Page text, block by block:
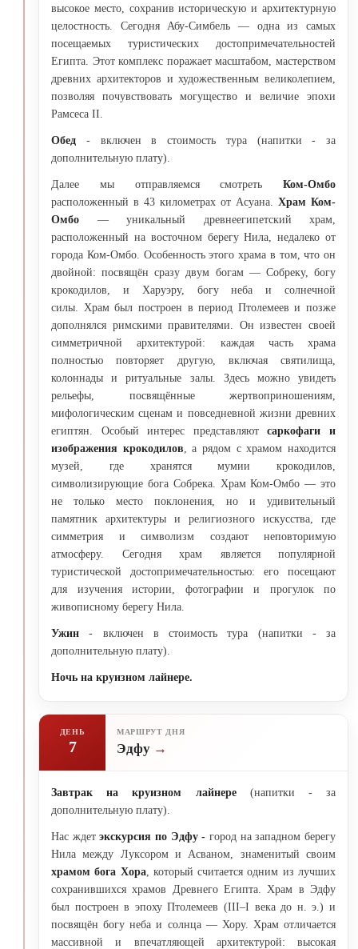
высокое место, сохранив историческую и архитектурную
целостность. Сегодня Абу-Симбель — одна из самых
посещаемых туристических достопримечательностей
Египта. Этот комплекс поражает масштабом, мастерством
древних архитекторов и художественным великолепием,
позволяя почувствовать могущество и величие эпохи
Рамсеса II.
Обед - включен в стоимость тура (напитки - за
дополнительную плату).
Далее мы отправляемся смотреть Ком-Омбо
расположенный в 43 километрах от Асуана. Храм Ком-
Омбо — уникальный древнеегипетский храм,
расположенный на восточном берегу Нила, недалеко от
города Ком-Омбо. Особенность этого храма в том, что он
двойной: посвящён сразу двум богам — Собреку, богу
крокодилов, и Харуэру, богу неба и солнечной
силы. Храм был построен в период Птолемеев и позже
дополнялся римскими правителями. Он известен своей
симметричной архитектурой: каждая часть храма
полностью повторяет другую, включая святилища,
колоннады и ритуальные залы. Здесь можно увидеть
рельефы, посвящённые жертвоприношениям,
мифологическим сценам и повседневной жизни древних
египтян. Особый интерес представляютсаркофаги и
изображения крокодилов , а рядом с храмом находится
музей, где хранятся мумии крокодилов,
символизирующие бога Собрека. Храм Ком-Омбо — это
не только место поклонения, но и удивительный
памятник архитектуры и религиозного искусства, где
симметрия и символизм создают неповторимую
атмосферу. Сегодня храм является популярной
туристической достопримечательностью: его посещают
для изучения истории, фотографии и прогулок по
живописному берегу Нила.
Ужин - включен в стоимость тура (напитки - за
дополнительную плату).
Ночь на круизном лайнере.
ДЕНЬ
7
МАРШРУТ ДНЯ
Эдфу
Завтрак на круизном лайнере(напитки - за
дополнительную плату).
Нас ждетэкскурсия по Эдфу -город на западном берегу
Нила между Луксором и Асваном, знаменитый своим
храмом бога Хора, который считается одним из лучших
сохранившихся храмов Древнего Египта. Храм в Эдфу
был построен в эпоху Птолемеев (III–I века до н. э.) и
посвящён богу неба и солнца — Хору. Храм отличается
массивной и впечатляющей архитектурой: высокая